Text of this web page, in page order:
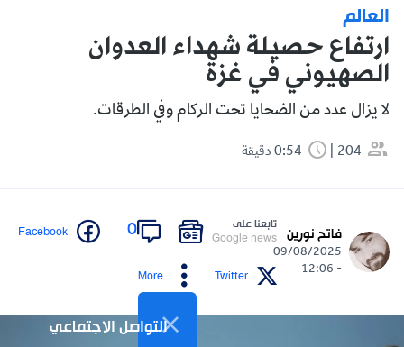
العالم
ارتفاع حصيلة شهداء العدوان
الصهيوني في غزة
لا يزال عدد من الضحايا تحت الركام وفي الطرقات.
204
فاتح نورين
09/08/2025
- 12:06
تابعنا على
Google news
0
Facebook
Twitter
More
التواصل الاجتماعي